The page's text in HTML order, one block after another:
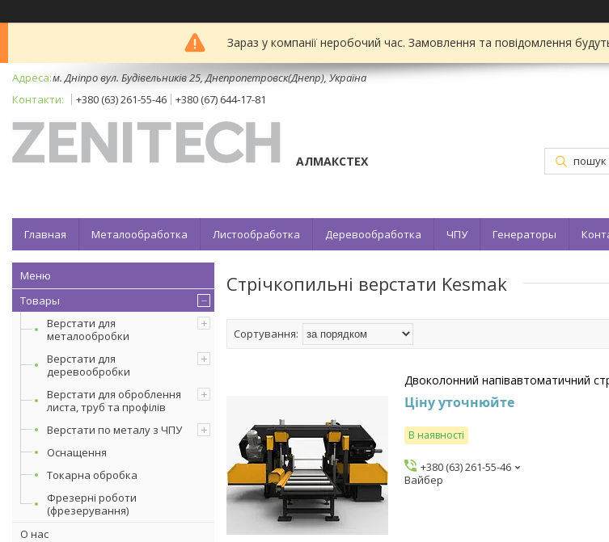
Зараз у компанії неробочий час. Замовлення та повідомлення
м. Дніпро вул. Будівельників 25, Днепропетровск(Днепр), Україна
+380 (63) 261-55-46
+380 (67) 644-17-81
АЛМАКСТЕХ
Главная Металообработка Листообработка Деревообработка ЧПУ Генераторы
Товары
Верстати для
металообробки
Верстати для
деревообробки
Верстати для оброблення
листа, труб та профілів
Верстати по металу з ЧПУ
Оснащення
Токарна обробка
Фрезерні роботи
(фрезерування)
О нас
Стрічкопильні верстати Kesmak
Двоколонний напівавтоматичний
Ціну уточнюйте
В наявності
+380 (63) 261-55-46
Вайбер